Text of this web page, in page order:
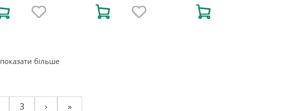
показати більше
3 › »